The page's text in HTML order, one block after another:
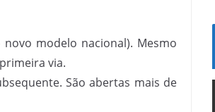
modelo nacional). Mesmo
via.
São abertas mais de